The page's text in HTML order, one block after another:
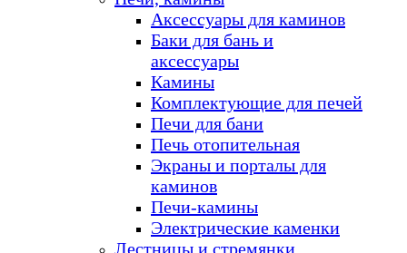
Аксессуары для каминов
Баки для бань и
аксессуары
Камины
Комплектующие для печей
Печи для бани
Печь отопительная
Экраны и порталы для
каминов
Печи-камины
Электрические каменки
Лестницы и стремянки